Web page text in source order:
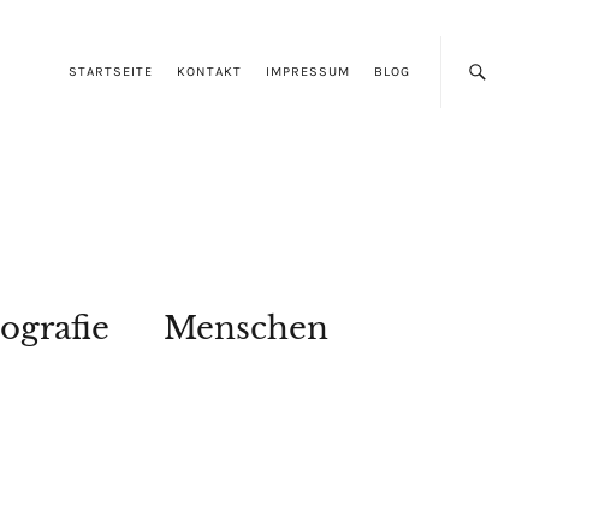
STARTSEITE KONTAKT IMPRESSUM BLOG
Menschen